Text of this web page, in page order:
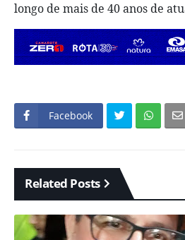
longo de mais de 40 anos de
Facebook
Related Posts